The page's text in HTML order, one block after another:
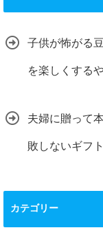
子供が怖がる
を楽しくする
夫婦に贈って
敗しないギフ
カテゴリー